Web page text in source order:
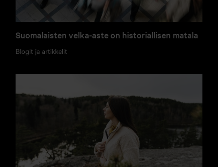
Suomalaisten velka-aste on historiallisen matala
Blogit ja artikkelit